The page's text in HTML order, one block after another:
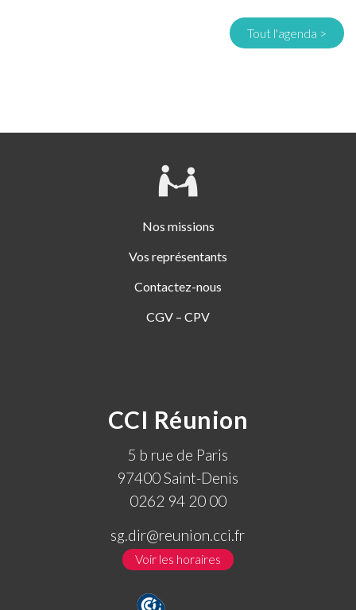
Tout l'agenda >
Nos missions
Vos représentants
Contactez-nous
CGV – CPV
CCI Réunion
5 b rue de Paris
97400 Saint-Denis
0262 94 20 00
sg.dir@reunion.cci.fr
Voir les horaires